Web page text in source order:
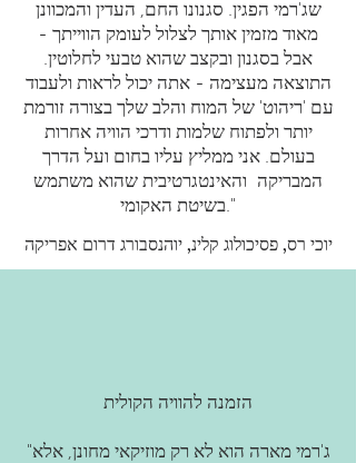
שג'רמי הפגין. סגנונו החם, העדין והמכוונן
מאוד מזמין אותך לצלול לעומק הווייתך -
אבל בסגנון ובקצב שהוא טבעי לחלוטין.
התוצאה מעצימה - אתה יכול לראות ולעבוד
עם 'ריהוט' של המוח והלב שלך בצורה זורמת
יותר ולפתוח שלמות ודרכי הוויה אחרות
בעולם. אני ממליץ עליו בחום ועל הדרך
המבריקה והאינטגרטיבית שהוא משתמש
בשיטת האקומי."
יוכי רס, פסיכולוג קלינ, יוהנסבורג דרום אפריקה
הזמנה להוויה הקולית
"ג'רמי מארה הוא לא רק מוזיקאי מחונן, אלא